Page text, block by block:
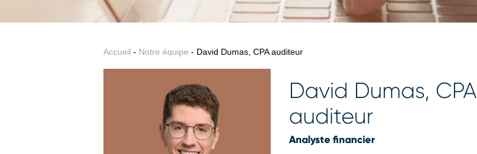
Accueil - Notre équipe - David Dumas, CPA auditeur
David Dumas, CPA
auditeur
Analyste financier